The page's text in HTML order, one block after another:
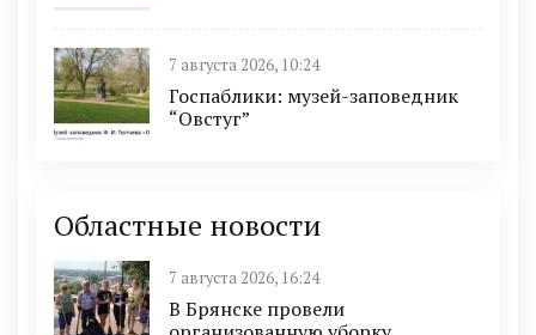
7 августа 2026, 10:24
Госпаблики: музей-заповедник
“Овстуг”
Областные новости
7 августа 2026, 16:24
В Брянске провели